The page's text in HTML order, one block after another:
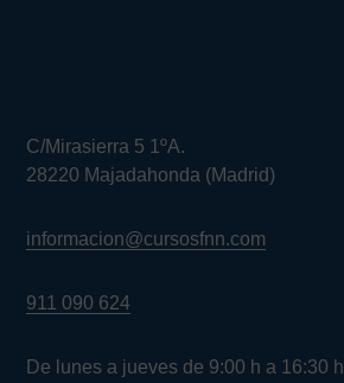
C/Mirasierra 5 1ºA.
28220 Majadahonda (Madrid)
informacion@cursosfnn.com
911 090 624
De lunes a jueves de 9:00 h a 16:30 h